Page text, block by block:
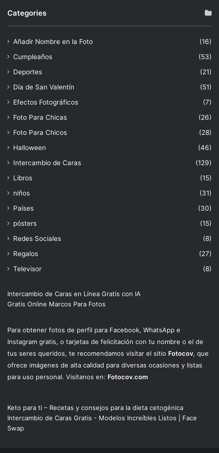
Categories
Añadir Nombre en la Foto
(16)
Cumpleaños
(53)
Deportes
(21)
Día de San Valentín
(51)
Efectos Fotográficos
(7)
Foto Para Chicas
(26)
Foto Para Chicos
(28)
Halloween
(46)
Intercambio de Caras
(129)
Libros
(15)
niños
(31)
Países
(30)
pósters
(15)
Redes Sociales
(8)
Regalos
(27)
Televisor
(8)
Intercambio de Caras en Línea Gratis con IA
Gratis Online Marcos Para Fotos
Para obtener fotos de perfil para Facebook, WhatsApp e
Instagram gratis, o tarjetas de felicitación con tu nombre o el de
tus seres queridos, te recomendamos visitar el sitio Fotocov, que
ofrece imágenes de alta calidad para diversas ocasiones y listas
para uso personal. Visítanos en: Fotocov.com
Keto para ti – Recetas y consejos para la dieta cetogénica
Intercambio de Caras Gratis - Modelos Increíbles Listos | Face
Swap